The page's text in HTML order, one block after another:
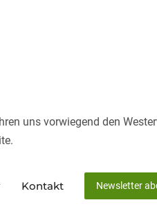
uns vorwiegend den
Kontakt Newsletter